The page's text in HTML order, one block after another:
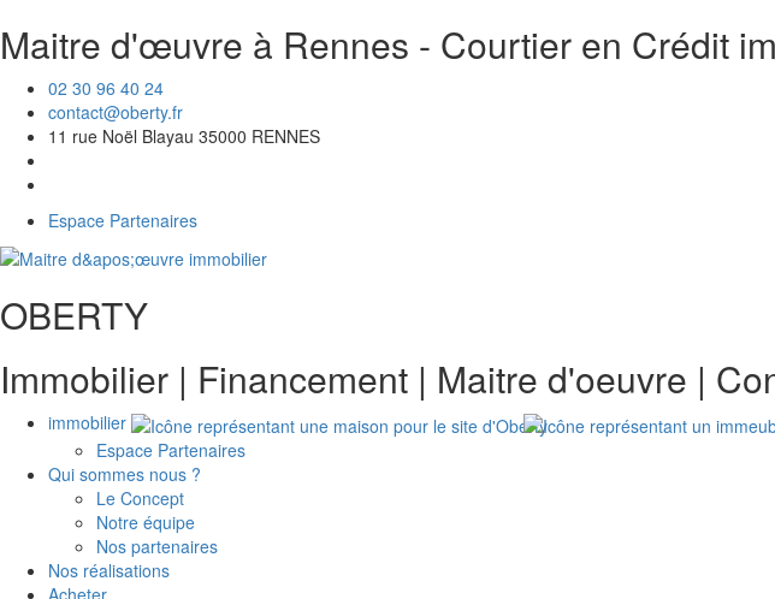
Aller
au
contenu
Maitre d'œuvre à Rennes - Courtier en Crédit
02 30 96 40 24
contact@oberty.fr
11 rue Noël Blayau 35000 RENNES
Espace Partenaires
OBERTY
Immobilier | Financement | Maitre d'oeuvre |
immobilier
Espace Partenaires
Qui sommes nous ?
Le Concept
Notre équipe
Nos partenaires
Nos réalisations
Acheter